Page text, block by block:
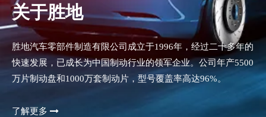
关于胜地
胜地汽车零部件制造有限公司成立于1996年，经过二十多年的
快速发展，已成长为中国制动行业的领军企业。公司年产5500
万片制动盘和1000万套制动片，型号覆盖率高达96%。
了解更多 